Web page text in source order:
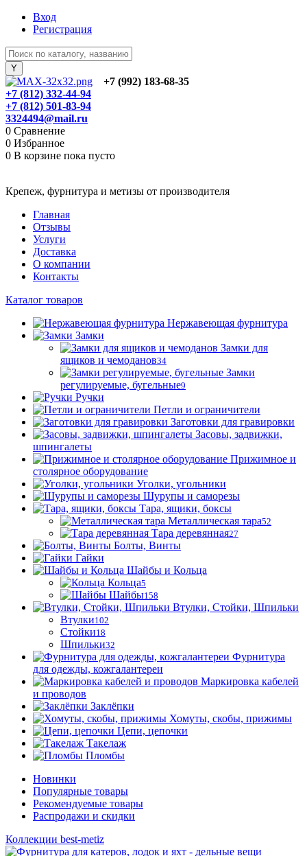
Вход
Регистрация
+7 (992) 183-68-35
+7 (812) 332-44-94
+7 (812) 501-83-94
3324494@mail.ru
0 Сравнение
0 Избранное
0 В корзине пока пусто
Крепеж, фурнитура и метизы от производителя
Главная
Отзывы
Услуги
Доставка
О компании
Контакты
Каталог товаров
Нержавеющая фурнитура
Замки
Замки для
ящиков и чемоданов34
Замки
регулируемые, бугельные9
Ручки
Петли и ограничители
Заготовки для гравировки
Засовы, задвижки,
шпингалеты
Прижимное и
столярное оборудование
Уголки, угольники
Шурупы и саморезы
Тара, ящики, боксы
Металлическая тара52
Тара деревянная27
Болты, Винты
Гайки
Шайбы и Кольца
Кольца5
Шайбы158
Втулки, Стойки, Шпильки
Втулки102
Стойки18
Шпильки32
Фурнитура
для одежды, кожгалантереи
Маркировка кабелей
и проводов
Заклёпки
Хомуты, скобы, прижимы
Цепи, цепочки
Такелаж
Пломбы
Новинки
Популярные товары
Рекомендуемые товары
Распродажи и скидки
Коллекции best-metiz